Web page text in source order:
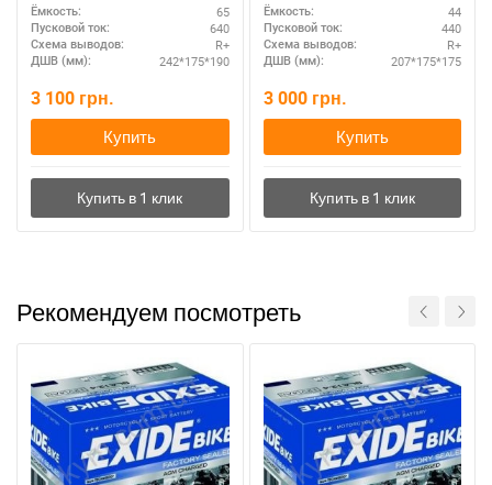
Ёмкость: 65
Пусковой ток: 640
Схема выводов: R+
ДШВ (мм): 242*175*190
3 100 грн.
Купить
Ёмкость: 44
Пусковой ток: 440
Схема выводов: R+
ДШВ (мм): 207*175*175
3 000 грн.
Купить
Рекомендуем посмотреть